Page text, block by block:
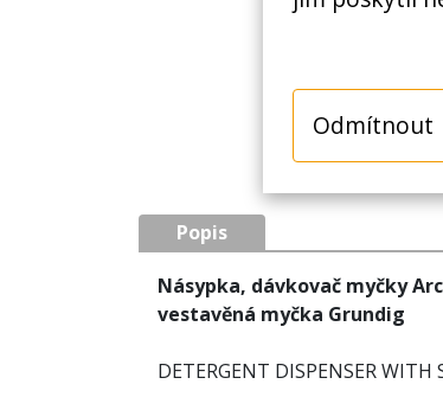
Odmítnout
Popis
Násypka, dávkovač myčky
vestavěná myčka Grundig
DETERGENT DISPENSER WITH